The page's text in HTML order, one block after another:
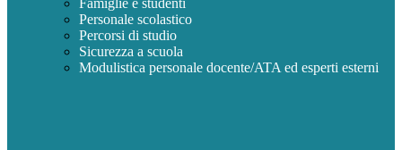
Famiglie e studenti
Personale scolastico
Percorsi di studio
Sicurezza a scuola
Modulistica personale docente/ATA ed esperti esterni